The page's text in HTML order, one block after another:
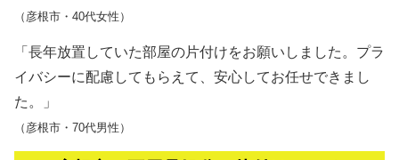
（彦根市・40代女性）
「長年放置していた部屋の片付けをお願いしました。プラ
イバシーに配慮してもらえて、安心してお任せできまし
た。」
（彦根市・70代男性）